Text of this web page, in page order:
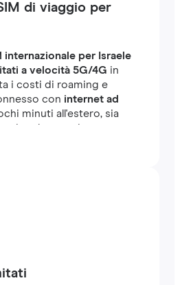
di viaggio per
internazionale per Israele
a velocità 5G/4G in
i costi di roaming e
con internet ad
minuti all'estero, sia
o lavorando.